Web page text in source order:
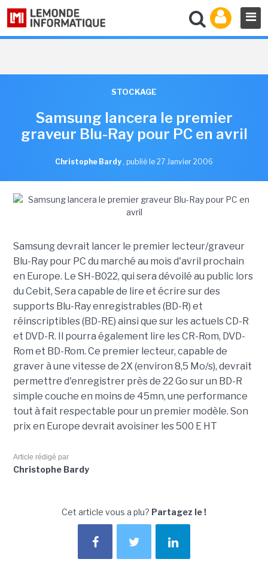
STOCKAGE
Samsung lancera le premier
graveur Blu-Ray pour PC en avril
Christophe Bardy , publié le 27 Janvier 2006
Samsung devrait lancer le premier lecteur/graveur
Blu-Ray pour PC du marché au mois d'avril prochain
en Europe. Le SH-B022, qui sera dévoilé au public lors
du Cebit, Sera capable de lire et écrire sur des
supports Blu-Ray enregistrables (BD-R) et
réinscriptibles (BD-RE) ainsi que sur les actuels CD-R
et DVD-R. Il pourra également lire les CR-Rom, DVD-
Rom et BD-Rom. Ce premier lecteur, capable de
graver à une vitesse de 2X (environ 8,5 Mo/s), devrait
permettre d'enregistrer près de 22 Go sur un BD-R
simple couche en moins de 45mn, une performance
tout à fait respectable pour un premier modèle. Son
prix en Europe devrait avoisiner les 500 E HT
Article rédigé par
Christophe Bardy
Cet article vous a plu? Partagez le !